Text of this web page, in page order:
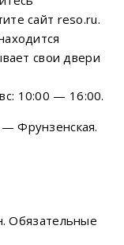
сайт reso.ru.
свои двери
10:00 — 16:00.
Фрунзенская.
Обязательные